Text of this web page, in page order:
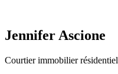
Jennifer Ascione
Courtier immobilier résidentiel